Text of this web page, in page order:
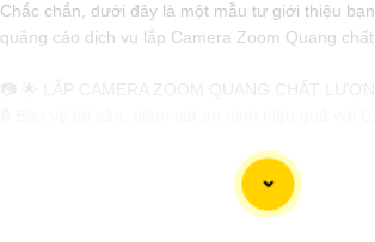
Chắc chắn, dưới đây là một mẫu tư giới thiệu
quảng cáo dịch vụ lắp Camera Zoom Quang
🎯 Với chất lượng hình ảnh sắc nét, khả năng
thông minh, camera zoom quang sẽ
tự tin